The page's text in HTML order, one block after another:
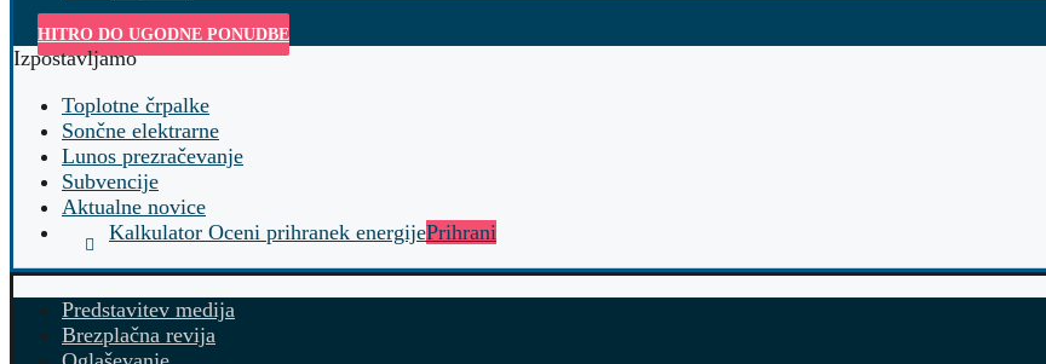
HITRO DO UGODNE PONUDBE
Izpostavljamo
Toplotne črpalke
Sončne elektrarne
Lunos prezračevanje
Subvencije
Aktualne novice
Kalkulator Oceni prihranek energijePrihrani
Predstavitev medija
Brezplačna revija